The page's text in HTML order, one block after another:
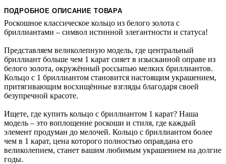
ПОДРОБНОЕ ОПИСАНИЕ ТОВАРА
Роскошное классическое кольцо из белого золота с
бриллиантами – символ истинной элегантности и статуса!
Представляем великолепную модель, где центральный
бриллиант больше чем 1 карат сияет в изысканной оправе из
белого золота, окружённый россыпью мелких бриллиантов.
Кольцо с 1 бриллиантом становится настоящим украшением,
притягивающим восхищённые взгляды благодаря своей
безупречной красоте.
Ищете, где купить кольцо с бриллиантом 1 карат? Наша
модель – это воплощение роскоши и стиля, где каждый
элемент продуман до мелочей. Кольцо с бриллиантом более
чем в 1 карат, цена которого полностью оправдана его
великолепием, станет вашим любимым украшением на долгие
годы.